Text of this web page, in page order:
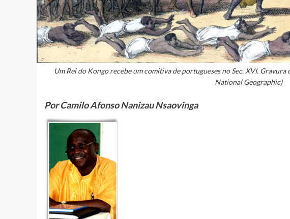
Um Rei do Kongo recebe um comitiva de portugueses no Sec. XVI.
National Geographic)
Por Camilo Afonso Nanizau Nsaovinga